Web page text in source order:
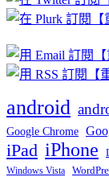
類
android
Google Chrome
iPad iPhone
Windows Vista